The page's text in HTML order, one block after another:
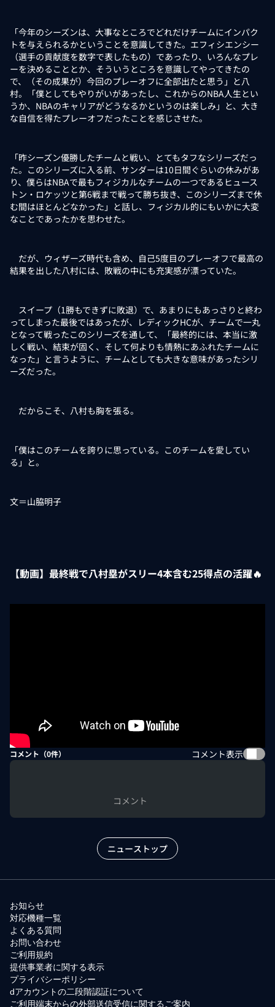
「今年のシーズンは、大事なところでどれだけチームにインパク
トを与えられるかということを意識してきた。エフィシエンシー
（選手の貢献度を数字で表したもの）であったり、いろんなプレ
ーを決めることとか、そういうところを意識してやってきたの
で、（その成果が）今回のプレーオフに全部出たと思う」と八
村。「僕としてもやりがいがあったし、これからのNBA人生とい
うか、NBAのキャリアがどうなるかというのは楽しみ」と、大き
な自信を得たプレーオフだったことを感じさせた。
「昨シーズン優勝したチームと戦い、とてもタフなシリーズだっ
た。このシリーズに入る前、サンダーは10日間ぐらいの休みがあ
り、僕らはNBAで最もフィジカルなチームの一つであるヒュース
トン・ロケッツと第6戦まで戦って勝ち抜き、このシリーズまで休
む間はほとんどなかった」と話し、フィジカル的にもいかに大変
なことであったかを思わせた。
だが、ウィザーズ時代も含め、自己5度目のプレーオフで最高の
結果を出した八村には、敗戦の中にも充実感が漂っていた。
スイープ（1勝もできずに敗退）で、あまりにもあっさりと終わ
ってしまった最後ではあったが、レディックHCが、チームで一丸
となって戦ったこのシリーズを通して、「最終的には、本当に激
しく戦い、結束が固く、そして何よりも情熱にあふれたチームに
なった」と言うように、チームとしても大きな意味があったシリ
ーズだった。
だからこそ、八村も胸を張る。
「僕はこのチームを誇りに思っている。このチームを愛してい
る」と。
文＝山脇明子
【動画】最終戦で八村塁がスリー4本含む25得点の活躍🔥
コメント（0件） コメント表示
コメント
ニューストップ
お知らせ
対応機種一覧
よくある質問
お問い合わせ
ご利用規約
提供事業者に関する表示
プライバシーポリシー
dアカウントの二段階認証について
ご利用端末からの外部送信受信に関するご案内